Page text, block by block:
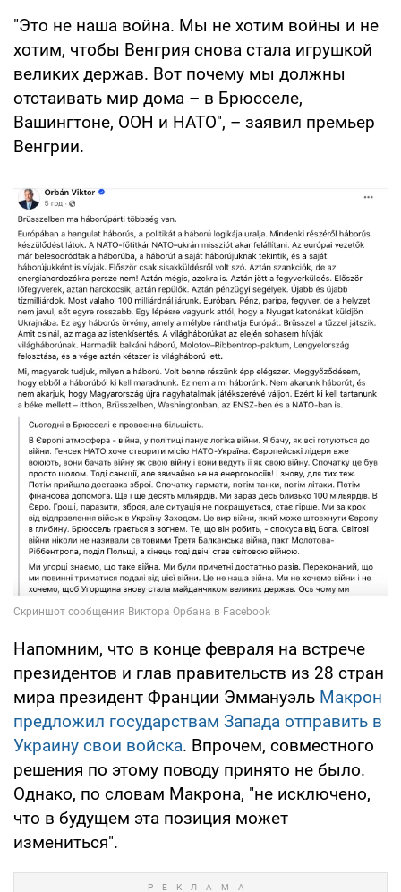
"Это не наша война. Мы не хотим войны и не
хотим, чтобы Венгрия снова стала игрушкой
великих держав. Вот почему мы должны
отстаивать мир дома – в Брюсселе,
Вашингтоне, ООН и НАТО", – заявил премьер
Венгрии.
Напомним, что в конце февраля на встрече
президентов и глав правительств из 28 стран
мира президент Франции Эммануэль Макрон
предложил государствам Запада отправить в
Украину свои войска. Впрочем, совместного
решения по этому поводу принято не было.
Однако, по словам Макрона, "не исключено,
что в будущем эта позиция может
измениться".